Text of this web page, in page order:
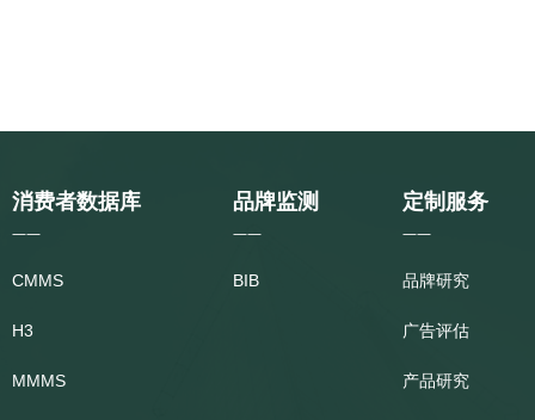
消费者数据库
——
CMMS
H3
MMMS
品牌监测
——
BIB
定制服务
——
品牌研究
广告评估
产品研究